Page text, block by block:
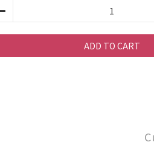
ADD TO CART